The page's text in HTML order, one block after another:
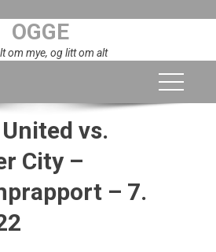
OGGE
om mye, og litt om alt
vs.
City –
– 7.